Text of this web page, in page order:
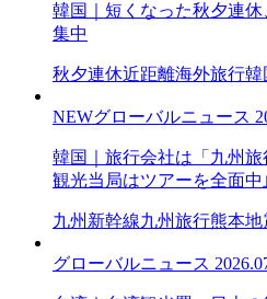
韓国｜短くなった秋夕連
集中
秋夕連休近距離海外旅行韓
NEWグローバルニュース
韓国｜旅行会社は「九州
観光当局はツアーを全面中
九州新幹線九州旅行熊本地
グローバルニュース